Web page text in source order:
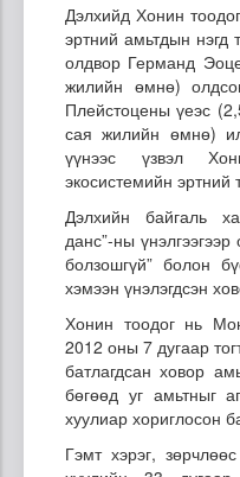
Дэлхийд Хонин
эртний амьтдын нэгд
олдвор Германд
жилийн өмнө)
Плейстоцены үеэс
сая жилийн өмнө)
үүнээс үзвэл
экосистемийн эртний
Дэлхийн байгаль
данс”-ны
болзошгүй” болон
хэмээн үнэлэгдсэн
Хонин тоодог нь
2012 оны 7 дугаар
батлагдсан ховор
бөгөөд уг амьтныг
хуулиар хориглосон
Гэмт хэрэг,